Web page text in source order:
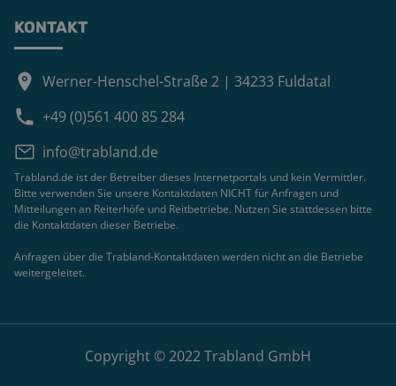
KONTAKT
Werner-Henschel-Straße 2 | 34233 Fuldatal
+49 (0)561 400 85 284
info@trabland.de
Trabland.de ist der Betreiber dieses Internetportals und kein Vermittler.
Bitte verwenden Sie unsere Kontaktdaten NICHT für Anfragen und
Mitteilungen an Reiterhöfe und Reitbetriebe. Nutzen Sie stattdessen bitte
die Kontaktdaten dieser Betriebe.
Anfragen über die Trabland-Kontaktdaten werden nicht an die Betriebe
weitergeleitet.
Copyright © 2022 Trabland GmbH